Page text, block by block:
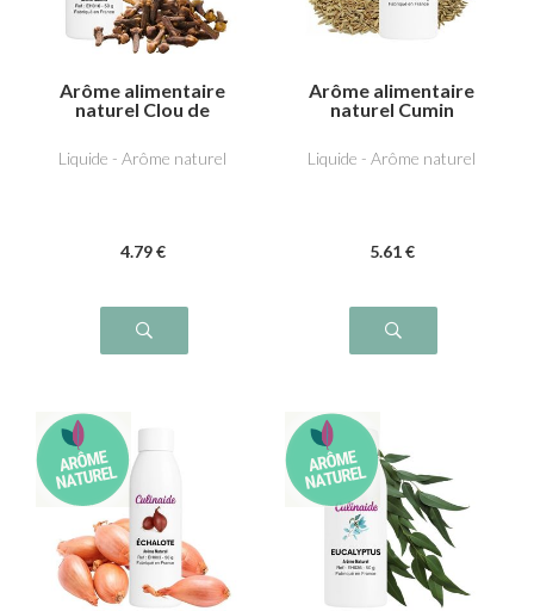
Arôme alimentaire
naturel Clou de
Liquide - Arôme naturel
4.79 €
Arôme alimentaire
naturel Cumin
Liquide - Arôme naturel
5.61 €